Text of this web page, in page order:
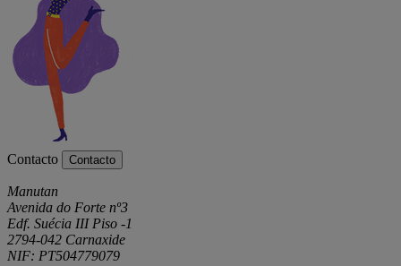
Contacto Contacto
Manutan
Avenida do Forte nº3
Edf. Suécia III Piso -1
2794-042 Carnaxide
NIF: PT504779079